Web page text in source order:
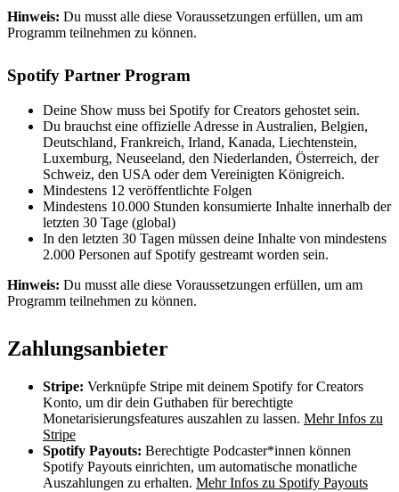
Hinweis: Du musst alle diese Voraussetzungen erfüllen, um am
Programm teilnehmen zu können.
Spotify Partner Program
Deine Show muss bei Spotify for Creators gehostet sein.
Du brauchst eine offizielle Adresse in Australien, Belgien,
Deutschland, Frankreich, Irland, Kanada, Liechtenstein,
Luxemburg, Neuseeland, den Niederlanden, Österreich, der
Schweiz, den USA oder dem Vereinigten Königreich.
Mindestens 12 veröffentlichte Folgen
Mindestens 10.000 Stunden konsumierte Inhalte innerhalb der
letzten 30 Tage (global)
In den letzten 30 Tagen müssen deine Inhalte von mindestens
2.000 Personen auf Spotify gestreamt worden sein.
Hinweis: Du musst alle diese Voraussetzungen erfüllen, um am
Programm teilnehmen zu können.
Zahlungsanbieter
Stripe: Verknüpfe Stripe mit deinem Spotify for Creators
Konto, um dir dein Guthaben für berechtigte
Monetarisierungsfeatures auszahlen zu lassen. Mehr Infos zu
Stripe
Spotify Payouts: Berechtigte Podcaster*innen können
Spotify Payouts einrichten, um automatische monatliche
Auszahlungen zu erhalten. Mehr Infos zu Spotify Payouts